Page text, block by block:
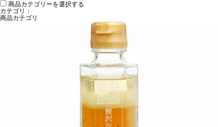
商品カテゴリーを選択する
カテゴリ：
商品カテゴリ